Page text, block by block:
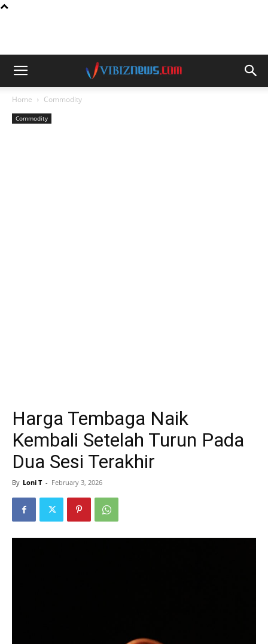
Home Commodity
Commodity
Harga Tembaga Naik
Kembali Setelah Turun Pada
Dua Sesi Terakhir
By Loni T - February 3, 2026